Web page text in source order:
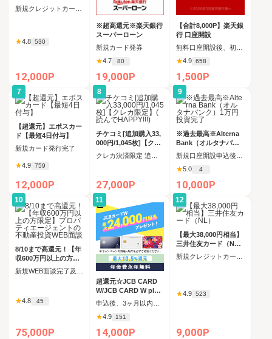
,000円相当】
★4.8 530
12,000P
※超高還元※楽天銀行
スーパーローン
新規カード発券
★4.7 80
19,000P
【合計8,000P】楽天銀
行 口座開設
★4.9 658
1,500P
7
【超還元】エポスカー
ド【最短4日付与】
新規カード発行完了
★4.9 759
12,000P
8
チケコミ[追加購入33,
000円/1,045枚]【クレ
カ限定】(読んでHAPP
Y!!!)
27,000P
9
※過去最高※Alterna
Bank（オルタナバン
ク）1万円投資完了
★5.0 4
10,000P
10
8/10まで高還元！【年
収600万円以上の方限
定】プロパティエージ
ェントの不動産投資W
★4.8 45
75,000P
11
超還元☆JCB CARD
W/JCB CARD W plus
L(39歳以下限定)
★4.9 151
14,000P
12
【最大38,000円相当】
三井住友カード（NL
）
★4.9 523
9,000P